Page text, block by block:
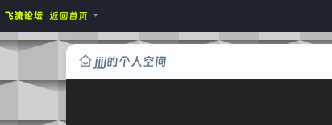
飞流论坛 返回首页
jjjj的个人空间